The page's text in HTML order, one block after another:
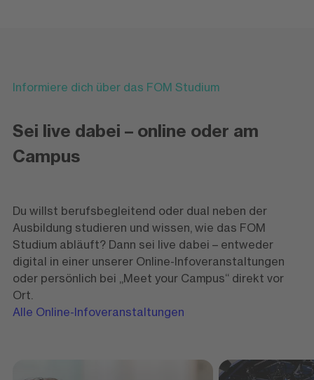
Informiere dich über das FOM Studium
Sei live dabei – online oder am
Campus
Du willst berufsbegleitend oder dual neben der
Ausbildung studieren und wissen, wie das FOM
Studium abläuft? Dann sei live dabei – entweder
digital in einer unserer Online-Infoveranstaltungen
oder persönlich bei „Meet your Campus“ direkt vor
Ort.
Alle Online-Infoveranstaltungen